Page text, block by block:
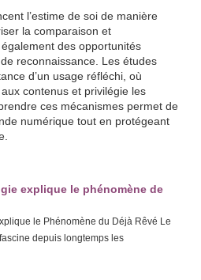
l’estime de soi de manière
la comparaison et
des opportunités
reconnaissance. Les études
d’un usage réfléchi, où
contenus et privilégie les
ces mécanismes permet de
numérique tout en protégeant
explique le phénomène de
le Phénomène du Déjà Rêvé Le
depuis longtemps les